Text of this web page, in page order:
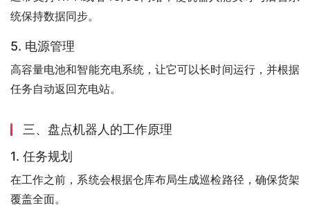
统保持数据同步。
5. 电源管理
高容量电池和智能充电系统，让它可以长时间运行，并根据
任务自动返回充电站。
三、盘点机器人的工作原理
1. 任务规划
在工作之前，系统会根据仓库布局生成巡检路径，确保货架
覆盖全面。